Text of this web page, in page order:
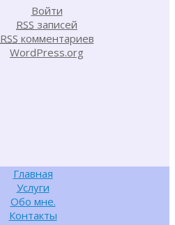
Войти
RSS записей
RSS комментариев
WordPress.org
Главная
Услуги
Обо мне.
Контакты